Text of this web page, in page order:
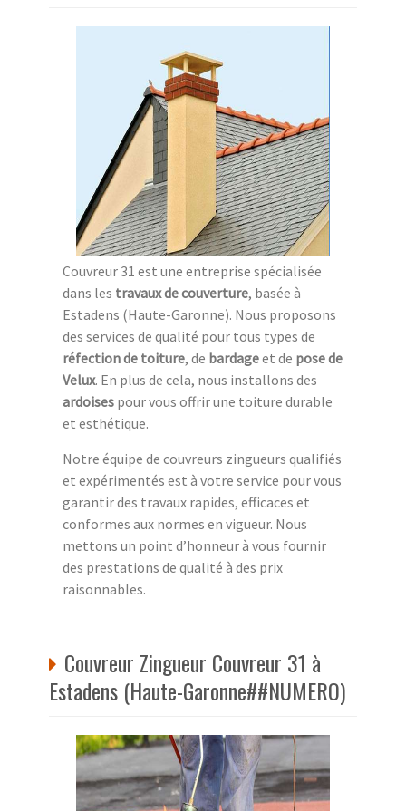
Couvreur 31 est une entreprise spécialisée
dans les travaux de couverture, basée à
Estadens (Haute-Garonne). Nous proposons
des services de qualité pour tous types de
réfection de toiture, de bardageet de pose de
Velux. En plus de cela, nous installons des
ardoises pour vous offrir une toiture durable
et esthétique.
Notre équipe de couvreurs zingueurs qualifiés
et expérimentés est à votre service pour vous
garantir des travaux rapides, efficaces et
conformes aux normes en vigueur. Nous
mettons un point d’honneur à vous fournir
des prestations de qualité à des prix
raisonnables.
Couvreur Zingueur Couvreur 31 à
Estadens (Haute-Garonne##NUMERO)